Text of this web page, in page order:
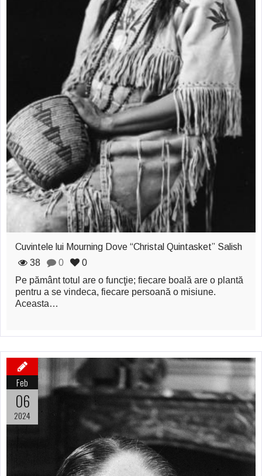
Cuvintele lui Mourning Dove “Christal Quintasket” Salish
38
0
0
Pe pământ totul are o funcţie; fiecare boală are o plantă
pentru a se vindeca, fiecare persoană o misiune.
Aceasta…
Feb
06
2024